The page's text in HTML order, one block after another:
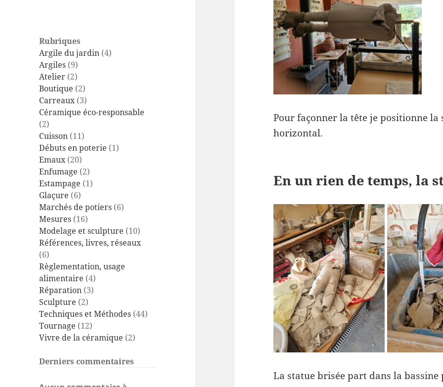
Rubriques
Argile du jardin (4)
Argiles (9)
Atelier (2)
Boutique (2)
Carreaux(3)
Céramique éco-responsable
(2)
Cuisson (11)
Débuts en poterie (1)
Emaux(20)
Enfumage (2)
Estampage (1)
Glaçure (6)
Marchés de potiers (6)
Mesures (16)
Modelage et sculpture (10)
Références, livres, réseaux
(6)
Règlementation, usage
alimentaire (4)
Réparation (3)
Sculpture (2)
Techniques et Méthodes (44)
Tournage (12)
Vivre de la céramique (2)
Derniers commentaires
Pour façonner la tête je positionne
horizontal.
En un rien de temps, la
La statue brisée part dans la